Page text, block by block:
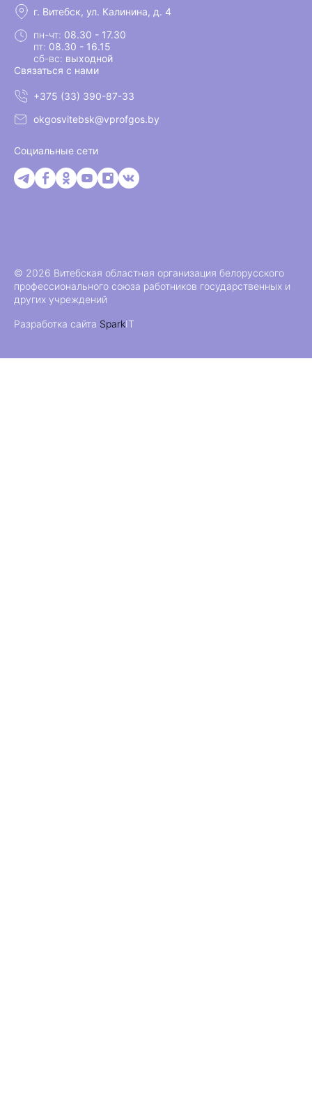
г. Витебск, ул. Калинина, д. 4
пн-чт: 08.30 - 17.30
пт: 08.30 - 16.15
сб-вс: выходной
Связаться с нами
+375 (33) 390-87-33
okgosvitebsk@vprofgos.by
Социальные сети
© 2026 Витебская областная организация белорусского
профессионального союза работников государственных и
других учреждений
Разработка сайта SparkIT